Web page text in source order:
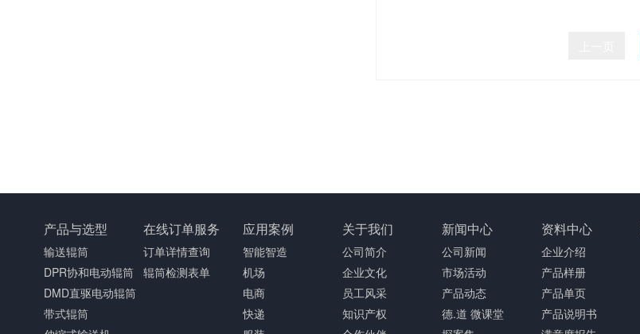
产品与选型
输送辊筒
DPR协和电动辊筒
DMD直驱电动辊筒
带式辊筒
在线订单服务
订单详情查询
辊筒检测表单
应用案例
智能智造
机场
电商
快递
关于我们
公司简介
企业文化
员工风采
知识产权
新闻中心
公司新闻
市场活动
产品动态
德.道 微课堂
资料中心
企业介绍
产品样册
产品单页
产品说明书